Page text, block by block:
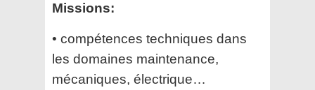
Missions:
•⁠ ⁠compétences techniques dans
les domaines maintenance,
mécaniques, électrique…